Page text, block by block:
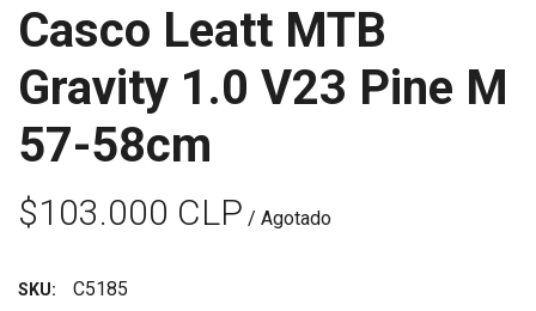
Casco Leatt MTB
Gravity 1.0 V23 Pine M
57-58cm
$103.000 CLP / Agotado
SKU: C5185